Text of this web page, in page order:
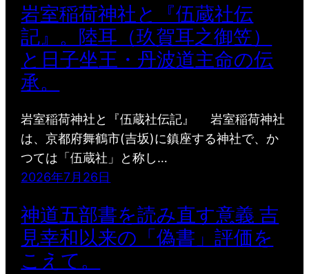
岩室稲荷神社と『伍蔵社伝
記』。陸耳（玖賀耳之御笠）
と日子坐王・丹波道主命の伝
承。
岩室稲荷神社と『伍蔵社伝記』 岩室稲荷神社
は、京都府舞鶴市(吉坂)に鎮座する神社で、か
つては「伍蔵社」と称し…
2026年7月26日
神道五部書を読み直す意義 吉
見幸和以来の「偽書」評価を
こえて。